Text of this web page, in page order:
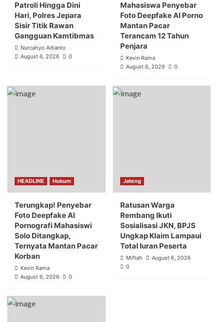
Patroli Hingga Dini
Hari, Polres Jepara
Sisir Titik Rawan
Gangguan Kamtibmas
Nurcahyo Adianto
August 6, 2026
0
Mahasiswa Penyebar
Foto Deepfake AI Porno
Mantan Pacar
Terancam 12 Tahun
Penjara
Kevin Rama
August 6, 2026
0
HEADLINE Hukum
Terungkap! Penyebar
Foto Deepfake AI
Pornografi Mahasiswi
Solo Ditangkap,
Ternyata Mantan Pacar
Korban
Kevin Rama
August 6, 2026
0
Jateng
Ratusan Warga
Rembang Ikuti
Sosialisasi JKN, BPJS
Ungkap Klaim Lampaui
Total Iuran Peserta
Miftah
August 6, 2026
0